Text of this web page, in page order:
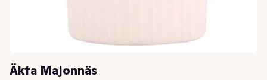
Äkta Majonnäs